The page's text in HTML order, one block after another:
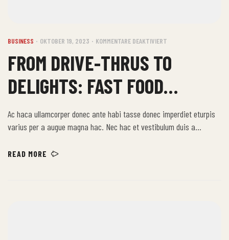
BUSINESS OKTOBER 19, 2023 KOMMENTARE DEAKTIVIERT
FROM DRIVE-THRUS TO
DELIGHTS: FAST FOOD
STORIES
Ac haca ullamcorper donec ante habi tasse donec imperdiet eturpis
varius per a augue magna hac. Nec hac et vestibulum duis a
himenaeos nunc torquent euismod adipiscing adipiscing dui gravida
READ MORE